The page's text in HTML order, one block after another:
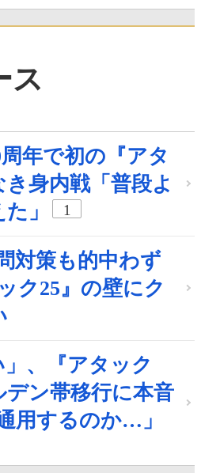
ス
年で初の『アタ
身内戦「普段よ
」
1
対策も的中わず
ク25』の壁にク
、『アタック
デン帯移行に本音
用するのか…」